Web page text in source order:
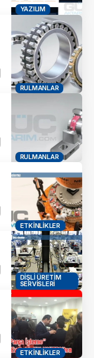
YAZILIM
RULMANLAR
RULMANLAR
ETKINLIKLER
DIŞLI ÜRETIM
SERVISLERI
ETKINLIKLER